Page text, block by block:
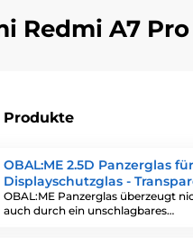
Redmi A7 Pro
OBAL:ME 2.5D Panzerglas
Displayschutzglas -
OBAL:ME Panzerglas überzeugt
auch durch ein unschlagbares…